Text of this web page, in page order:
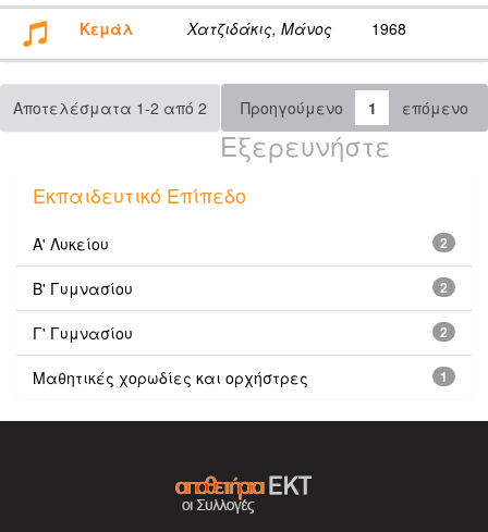
Κεμάλ Χατζιδάκις, Μάνος 1968
Αποτελέσματα 1-2 από 2 Προηγούμενο 1 επόμενο
Εξερευνήστε
Εκπαιδευτικό Επίπεδο
2
Α' Λυκείου
2
Β' Γυμνασίου
2
Γ' Γυμνασίου
1
Μαθητικές χορωδίες και ορχήστρες